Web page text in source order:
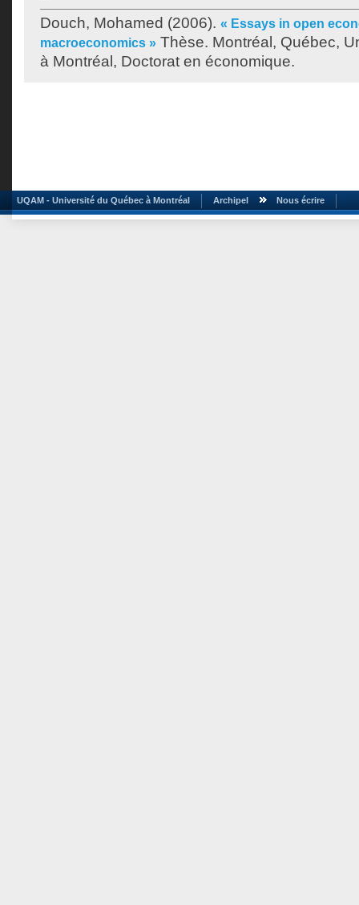
Douch, Mohamed (2006). « Essays in open
macroeconomics » Thèse. Montréal, Québec,
à Montréal, Doctorat en économique.
UQAM - Université du Québec à Montréal Archipel Nous écrire